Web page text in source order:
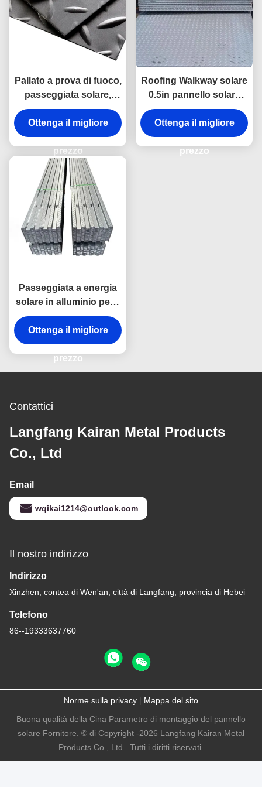
Pallato a prova di fuoco,
passeggiata solare,
pannelli solari
Ottenga il migliore
prezzo
Roofing Walkway solare
0.5in pannello solare
coperto Walkway
Custom
Ottenga il migliore
prezzo
Passeggiata a energia
solare in alluminio per il
tetto Passeggiata solare
resistente allo
slittamento
Ottenga il migliore
prezzo
Contattici
Langfang Kairan Metal Products
Co., Ltd
Email
wqikai1214@outlook.com
Il nostro indirizzo
Indirizzo
Xinzhen, contea di Wen'an, città di Langfang, provincia di Hebei
Telefono
86--19333637760
Norme sulla privacy | Mappa del sito
Buona qualità della Cina Parametro di montaggio del pannello
solare Fornitore. © di Copyright -2026 Langfang Kairan Metal
Products Co., Ltd . Tutti i diritti riservati.